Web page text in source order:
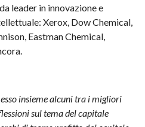
leader in innovazione e
Xerox, Dow Chemical,
Eastman Chemical,
insieme alcuni tra i migliori
sul tema del capitale